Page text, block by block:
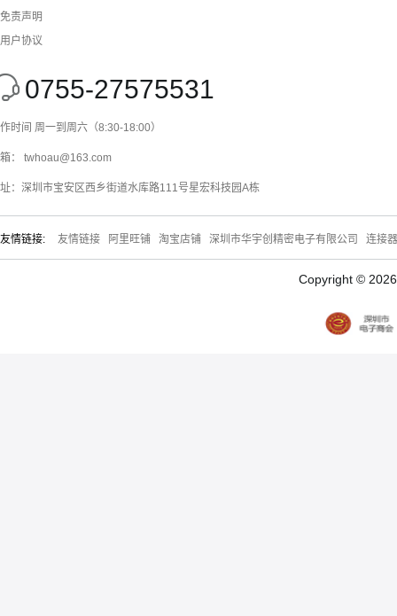
免责声明
用户协议
0755-27575531
时间 周一到周六（8:30-18:00）
： twhoau@163.com
：深圳市宝安区西乡街道水库路111号星宏科技园A栋
友情链接: 友情链接 阿里旺铺 淘宝店铺 深圳市华宇创精密电子有限公司 连接
Copyright ©